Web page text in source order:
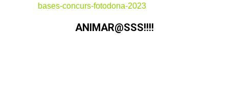
bases-concurs-fotodona-2023
ANIMAR@SSS!!!!